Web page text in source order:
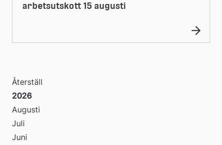
arbetsutskott 15 augusti
Återställ
2026
Augusti
Juli
Juni